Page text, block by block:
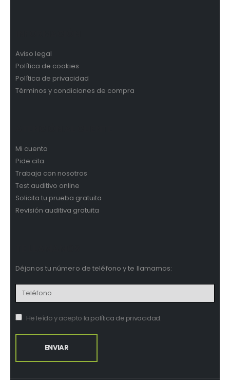
Aviso legal
Política de cookies
Política de privacidad
Términos y condiciones de compra
Mi cuenta
Pide cita
Trabaja con nosotros
Test auditivo online
Solicita tu prueba gratuita
Revisión auditiva gratuita
Déjanos tu número de teléfono y te llamamos:
He leído y acepto la política de privacidad.